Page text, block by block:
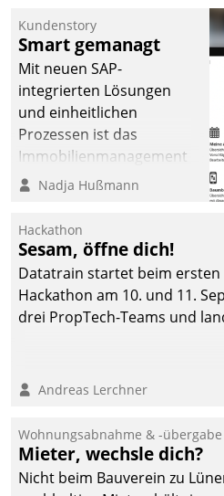
Kundenstory
Smart gemanagt
Mit neuen SAP-
integrierten Lösungen
und einheitlichen
Prozessen ist das
Immobilienmanagement
der Bayerischen
Ressort Kapitalanlage für
künftige Aufgaben und
Herausforderungen
gerüstet.
Nadja Hußmann
Hackathon
Sesam, öffne dich!
Datatrain startet beim ersten
Hackathon am 10. und 11.
drei PropTech-Teams und
Andreas Lerchner
Wohnungsabnahme & -übergabe
Mieter, wechsle dich?
Nicht beim Bauverein zu